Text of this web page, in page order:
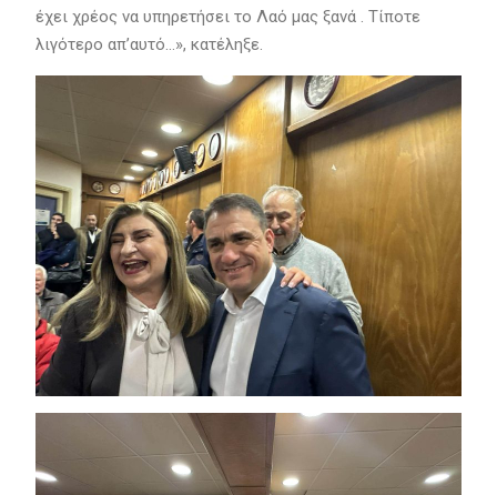
έχει χρέος να υπηρετήσει το Λαό μας ξανά . Τίποτε
λιγότερο απ’αυτό…», κατέληξε.